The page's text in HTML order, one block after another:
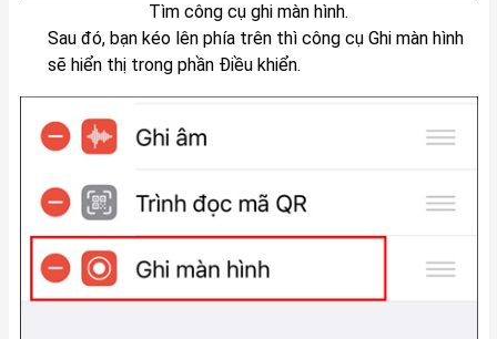
Tìm công cụ ghi màn hình.
Sau đó, bạn kéo lên phía trên thì công cụ Ghi màn hình
sẽ hiển thị trong phần Điều khiển.